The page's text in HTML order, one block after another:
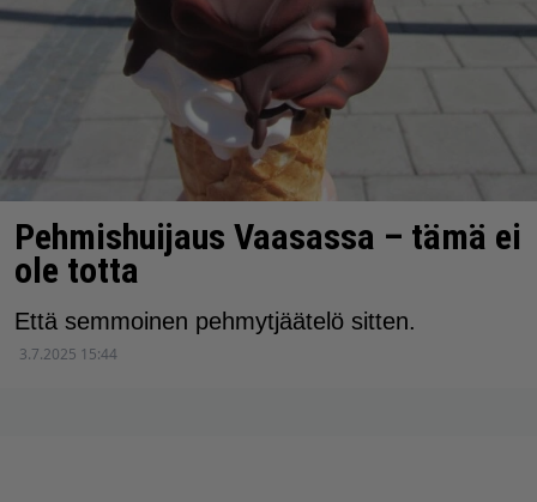
Pehmishuijaus Vaasassa – tämä ei
ole totta
Että semmoinen pehmytjäätelö sitten.
3.7.2025 15:44